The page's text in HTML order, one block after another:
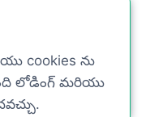
cookies ను
లోడింగ్ మరియు